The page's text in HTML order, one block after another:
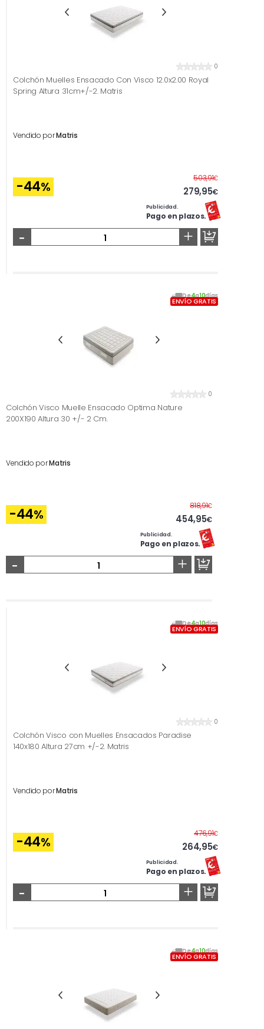
0
Colchón Muelles Ensacado Con Visco 12.0x2.00 Royal
Spring Altura 31cm+/-2. Matris
Vendido porMatris
-44%
503,91€Antes
279,95€
Publicidad.
Pago en plazos.
- +
De4a10días
ENVÍO GRATIS
0
Colchón Visco Muelle Ensacado Optima Nature
200X190 Altura 30 +/- 2 Cm.
Vendido porMatris
-44%
818,91€Antes
454,95€
Publicidad.
Pago en plazos.
- +
De4a10días
ENVÍO GRATIS
0
Colchón Visco con Muelles Ensacados Paradise
140x180 Altura 27cm +/-2. Matris
Vendido porMatris
-44%
476,91€Antes
264,95€
Publicidad.
Pago en plazos.
- +
De4a10días
ENVÍO GRATIS